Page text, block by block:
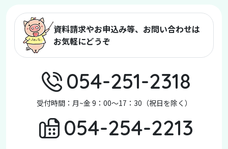
資料請求やお申込み等、お問い合わせは
お気軽にどうぞ
054-251-2318
受付時間：月~金 9：00～17：30（祝日を除く）
054-254-2213